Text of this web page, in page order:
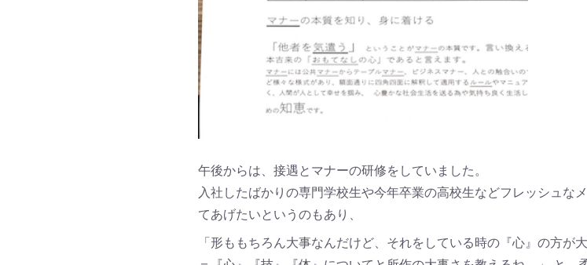
午後からは、接遇とマナーの研修をしていました。
入社したばかりの専門学校生や今年卒業の高校生などフレッシュな
てあげたいというのもあり、
「形ももちろん大事なんだけど、それをしている時の『心』の方